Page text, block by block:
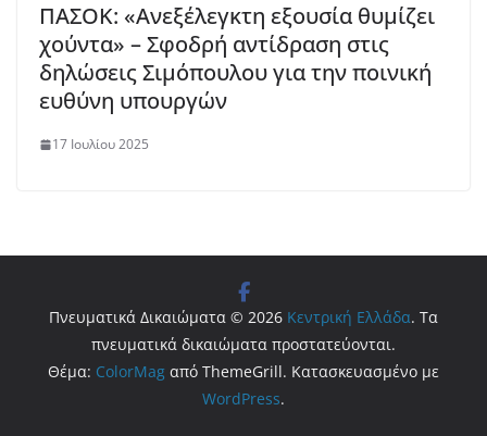
ΠΑΣΟΚ: «Ανεξέλεγκτη εξουσία θυμίζει
χούντα» – Σφοδρή αντίδραση στις
δηλώσεις Σιμόπουλου για την ποινική
ευθύνη υπουργών
17 Ιουλίου 2025
Πνευματικά Δικαιώματα © 2026 Κεντρική Ελλάδα. Τα
πνευματικά δικαιώματα προστατεύονται.
Θέμα: ColorMag από ThemeGrill. Κατασκευασμένο με
WordPress.